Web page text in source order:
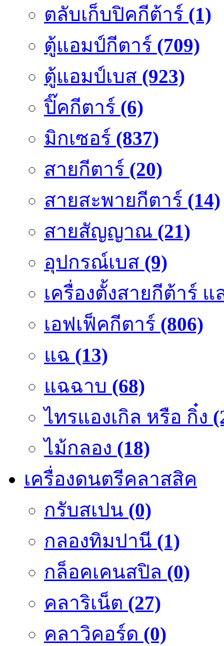
ตลับเก็บปิคกีต้าร์ (1)
ตู้แอมป์กีตาร์ (709)
ตู้แอมป์เบส (923)
ปิ๊คกีตาร์ (6)
มิกเซอร์ (837)
สายกีตาร์ (20)
สายสะพายกีตาร์ (14)
สายสัญญาณ (21)
อุปกรณ์เบส (9)
เครื่องตั้งสายกีต้าร์ แ
เอฟเฟ็คกีตาร์ (806)
แฉ (13)
แฉฉาบ (68)
ไทรแองเกิล หรือ กิ๋ง
ไม้กลอง (18)
เครื่องดนตรีคลาสสิค
กรับสเปน (0)
กลองทิมปานี (1)
กล็อคเคนสปิล (0)
คลาริเน็ต (27)
คลาวิคอร์ด (0)